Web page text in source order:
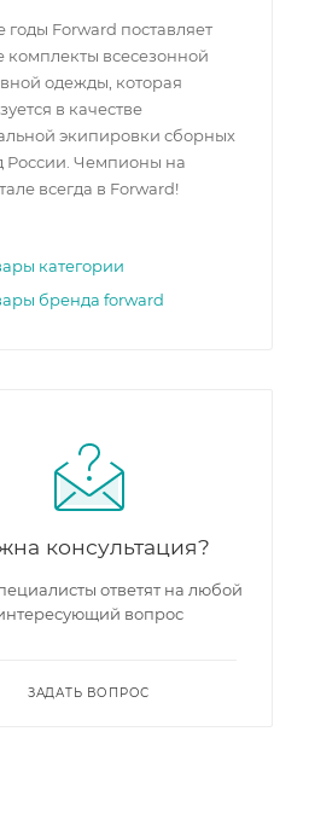
годы Forward поставляет
комплекты всесезонной
одежды, которая
в качестве
экипировки сборных
России. Чемпионы на
всегда в Forward!
категории
бренда forward
консультация?
ответят на любой
вопрос
ЗАДАТЬ ВОПРОС